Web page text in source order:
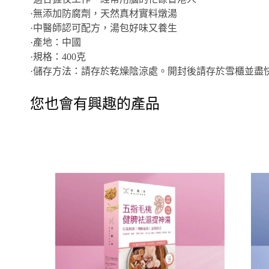
·無添加防腐劑，天然真材實料燉湯
·中醫師認可配方，湯包好味又養生
·產地：中國
·規格：400克
·儲存方法：請存於乾燥陰涼處。開封後請存於雪櫃並盡
您也會有興趣的產品